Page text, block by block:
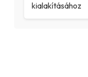
kialakításához